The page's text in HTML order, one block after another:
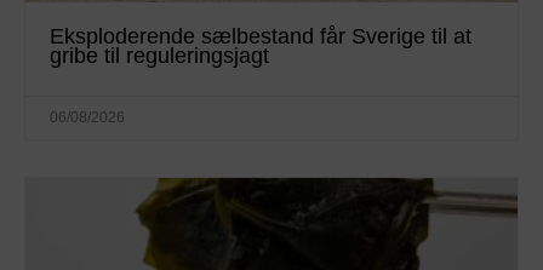
Eksploderende sælbestand får Sverige til at
gribe til reguleringsjagt
06/08/2026